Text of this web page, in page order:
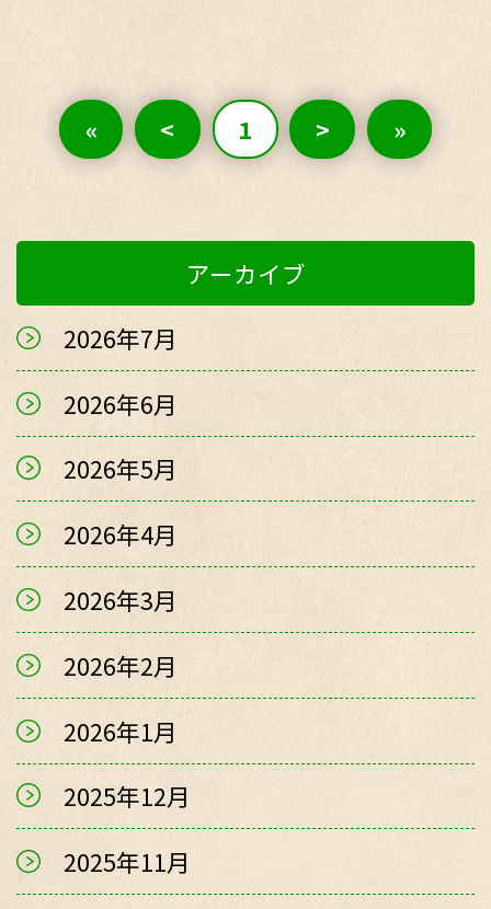
« < 1 > »
アーカイブ
2026年7月
2026年6月
2026年5月
2026年4月
2026年3月
2026年2月
2026年1月
2025年12月
2025年11月